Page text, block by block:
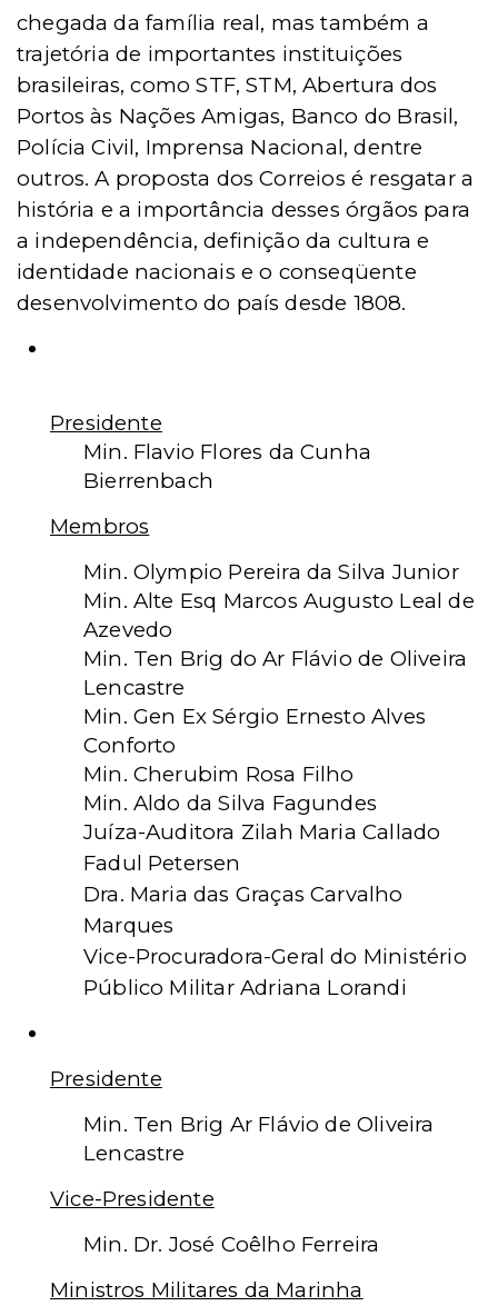
chegada da família real, mas também a
trajetória de importantes instituições
brasileiras, como STF, STM, Abertura dos
Portos às Nações Amigas, Banco do Brasil,
Polícia Civil, Imprensa Nacional, dentre
outros. A proposta dos Correios é resgatar a
história e a importância desses órgãos para
a independência, definição da cultura e
identidade nacionais e o conseqüente
desenvolvimento do país desde 1808.
Presidente
Min. Flavio Flores da Cunha
Bierrenbach
Membros
Min. Olympio Pereira da Silva Junior
Min. Alte Esq Marcos Augusto Leal de
Azevedo
Min. Ten Brig do Ar Flávio de Oliveira
Lencastre
Min. Gen Ex Sérgio Ernesto Alves
Conforto
Min. Cherubim Rosa Filho
Min. Aldo da Silva Fagundes
Juíza-Auditora Zilah Maria Callado
Fadul Petersen
Dra. Maria das Graças Carvalho
Marques
Vice-Procuradora-Geral do Ministério
Público Militar Adriana Lorandi
Presidente
Min. Ten Brig Ar Flávio de Oliveira
Lencastre
Vice-Presidente
Min. Dr. José Coêlho Ferreira
Ministros Militares da Marinha